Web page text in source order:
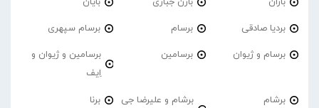
بردیا صادقی برسام برسام سپهری
برسام و ژیوان برسامین
برسامین و ژیوان و
اِیف
برشام
برشام و علیرضا جی
برنا